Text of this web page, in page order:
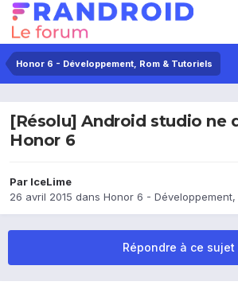
Honor 6 - Développement, Rom & Tutoriels
[Résolu] Android studio ne
Honor 6
Par IceLime
26 avril 2015 dans Honor 6 - Développement,
Répondre à ce sujet